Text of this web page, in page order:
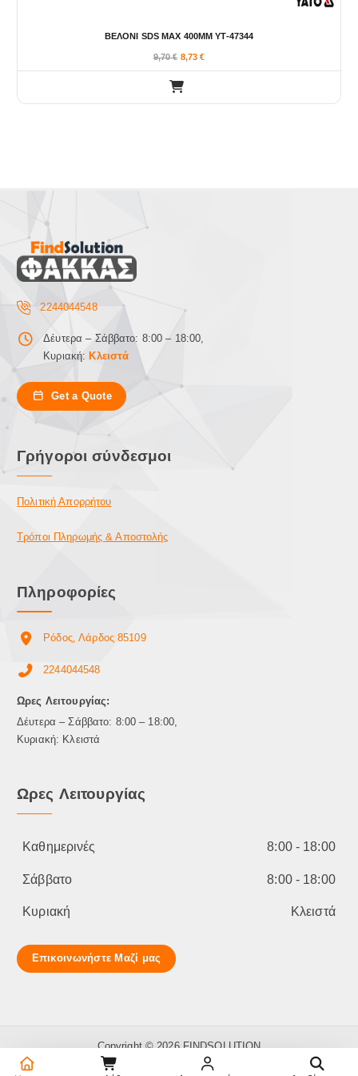
ΒΕΛΟΝΙ SDS MAX 400MM YT-47344
9,70€ 8,73€
2244044548
Δέυτερα – Σάββατο: 8:00 – 18:00,
Κυριακή: Κλειστά
Get a Quote
Γρήγοροι σύνδεσμοι
Πολιτική Απορρήτου
Τρόποι Πληρωμής & Αποστολής
Πληροφορίες
Ρόδος, Λάρδος 85109
2244044548
Ωρες Λειτουργίας:
Δέυτερα – Σάββατο: 8:00 – 18:00,
Κυριακή: Κλειστά
Ωρες Λειτουργίας
Καθημερινές 8:00 - 18:00
Σάββατο 8:00 - 18:00
Κυριακή Κλειστά
Επικοινωνήστε Μαζί μας
Copyright © 2026 FINDSOLUTION